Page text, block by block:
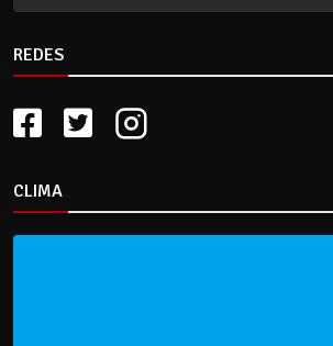
REDES
CLIMA